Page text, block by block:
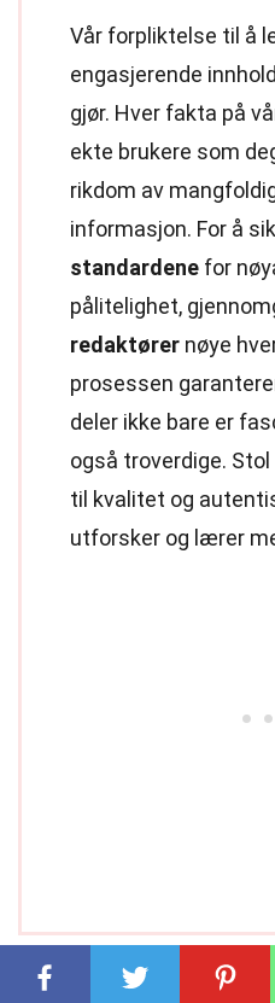
Vår forpliktelse til å
engasjerende
gjør. Hver fakta på
ekte brukere som
rikdom av
informasjon. For å
standardene for
pålitelighet,
redaktører nøye
prosessen
deler ikke bare er
også troverdige.
til kvalitet og
utforsker og lærer